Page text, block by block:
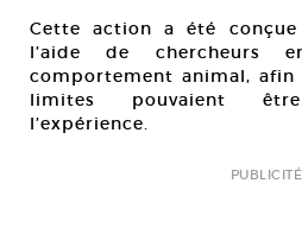
Cette action a été conçue
l’aide de chercheurs
comportement animal, afin
limites pouvaient
l’expérience.
PUBLICITÉ